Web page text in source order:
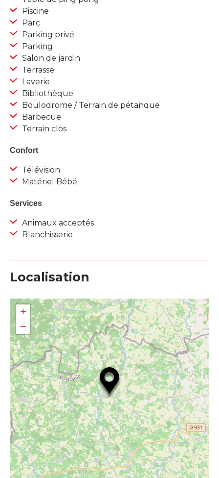
Piscine
Parc
Parking privé
Parking
Salon de jardin
Terrasse
Laverie
Bibliothèque
Boulodrome / Terrain de pétanque
Barbecue
Terrain clos
Confort
Télévision
Matériel Bébé
Services
Animaux acceptés
Blanchisserie
Localisation
+
−